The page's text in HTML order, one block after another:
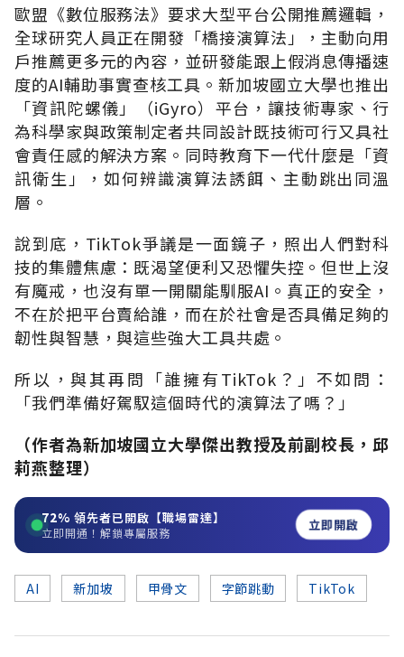
歐盟《數位服務法》要求大型平台公開推薦邏輯，
全球研究人員正在開發「橋接演算法」，主動向用
戶推薦更多元的內容，並研發能跟上假消息傳播速
度的AI輔助事實查核工具。新加坡國立大學也推出
「資訊陀螺儀」（iGyro）平台，讓技術專家、行
為科學家與政策制定者共同設計既技術可行又具社
會責任感的解決方案。同時教育下一代什麼是「資
訊衛生」，如何辨識演算法誘餌、主動跳出同溫
層。
說到底，TikTok爭議是一面鏡子，照出人們對科
技的集體焦慮：既渴望便利又恐懼失控。但世上沒
有魔戒，也沒有單一開關能馴服AI。真正的安全，
不在於把平台賣給誰，而在於社會是否具備足夠的
韌性與智慧，與這些強大工具共處。
所以，與其再問「誰擁有TikTok？」不如問：
「我們準備好駕馭這個時代的演算法了嗎？」
（作者為新加坡國立大學傑出教授及前副校長，邱
莉燕整理）
72% 領先者已開啟【職場雷達】
立即開通！解鎖專屬服務 立即開啟
AI 新加坡 甲骨文 字節跳動 TikTok